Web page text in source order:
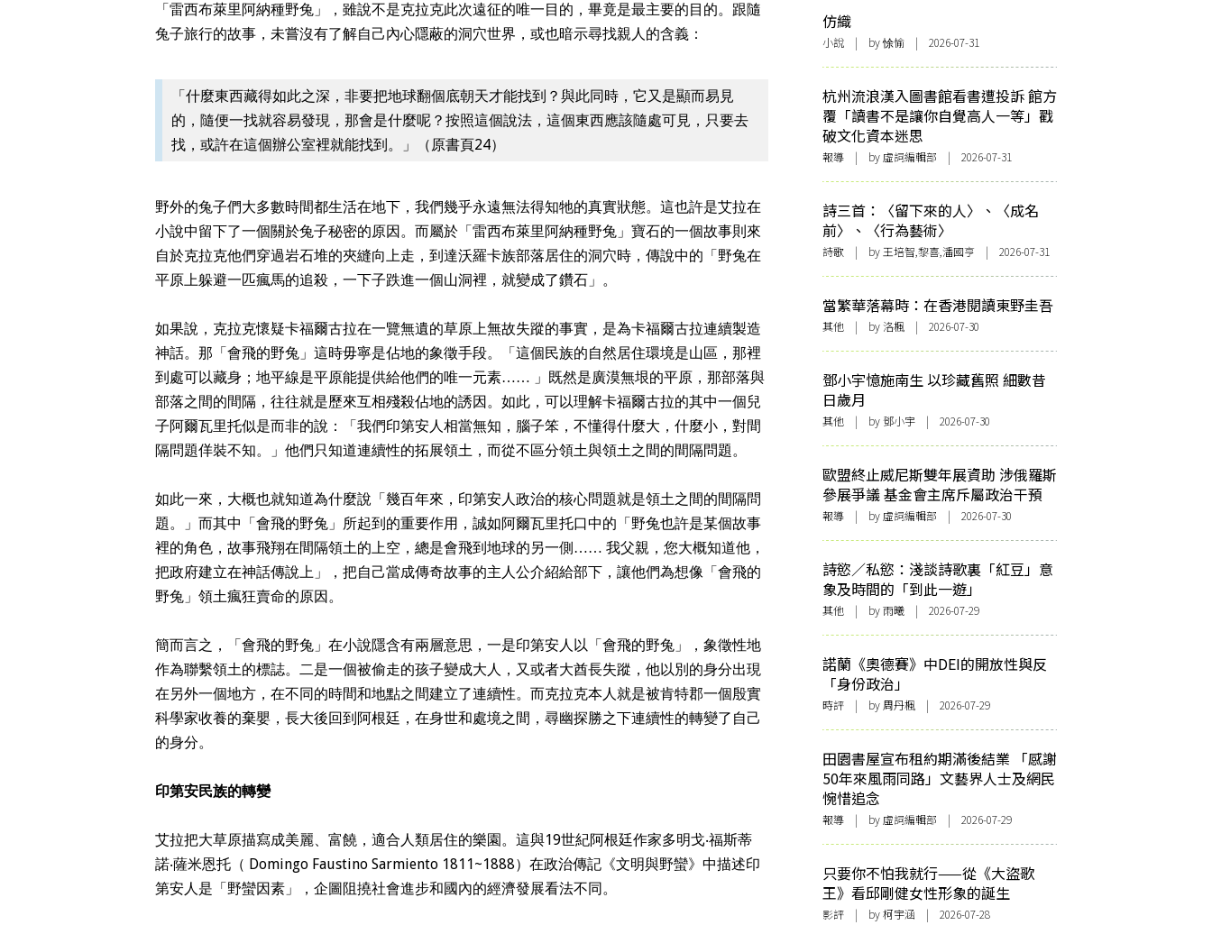
「雷西布萊里阿納種野兔」，雖說不是克拉克此次遠征的唯一目的，畢竟是最主要的目的。跟隨
兔子旅行的故事，未嘗沒有了解自己內心隱蔽的洞穴世界，或也暗示尋找親人的含義：
「什麼東西藏得如此之深，非要把地球翻個底朝天才能找到？與此同時，它又是顯而易見
的，隨便一找就容易發現，那會是什麼呢？按照這個說法，這個東西應該隨處可見，只要去
找，或許在這個辦公室裡就能找到。」（原書頁24）
野外的兔子們大多數時間都生活在地下，我們幾乎永遠無法得知牠的真實狀態。 這也許是艾拉在
小說中留下了一個關於兔子秘密的原因。而屬於「雷西布萊里阿納種野兔」寶石的一個故事則來
自於克拉克他們穿過岩石堆的夾縫向上走，到達沃羅卡族部落居住的洞穴時，傳說中的「野兔在
平原上躲避一匹瘋馬的追殺，一下子跌進一個山洞裡，就變成了鑽石」。
如果說，克拉克懷疑卡福爾古拉在一覽無遺的草原上無故失蹤的事實，是為卡福爾古拉連續製造
神話。那 「會飛的野兔」這時毋寧是佔地的象徵手段。
「這個民族的自然居住環境是山區，那裡
到處可以藏身；地平線是平原能提供給他們的唯一元素…… 」既然是廣漠無垠的平原，那部落與
部落之間的間隔，往往就是歷來互相殘殺佔地的誘因。如此，可以理解卡福爾古拉的其中一個兒
子阿爾瓦里托似是而非的說：「我們印第安人相當無知，腦子笨，不懂得什麼大，什麼小，對間
隔問題佯裝不知。」他們只知道連續性的拓展領土，而從不區分領土與領土之間的間隔問題。
如此一來，大概也就知道為什麼說「幾百年來，印第安人政治的核心問題就是領土之間的間隔問
題。」而其中「會飛的野兔」所起到的重要作用，誠如阿爾瓦里托口中的「野兔也許是某個故事
裡的角色，故事飛翔在間隔領土的上空，總是會飛到地球的另一側…… 我父親，您大概知道他，
把政府建立在神話傳說上」，把自己當成傳奇故事的主人公介紹給部下，讓他們為想像「會飛的
野兔」領土瘋狂賣命的原因。
簡而言之，「會飛的野兔」在小說隱含有兩層意思，一是印第安人以「會飛的野兔」，象徵性地
作為聯繫領土的標誌。二是一個被偷走的孩子變成大人，又或者大酋長失蹤，他以別的身分出現
在另外一個地方，在不同的時間和地點之間建立了連續性。而克拉克本人就是被肯特郡一個殷實
科學家收養的棄嬰，長大後回到阿根廷，在身世和處境之間，尋幽探勝之下連續性的轉變了自己
的身分。
印第安民族的轉變
艾拉把大草原描寫成美麗、富饒，適合人類居住的樂園。這與19世紀阿根廷作家多明戈‧福斯蒂
諾‧薩米恩托（ Domingo Faustino Sarmiento 1811~1888）在政治傳記《文明與野蠻》中描述印
第安人是「野蠻因素」，企圖阻撓社會進步和國內的經濟發展看法不同。
仿織
小說 | by 悇愉 | 2026-07-31
杭州流浪漢入圖書館看書遭投訴 館方
覆「讀書不是讓你自覺高人一等」戳
破文化資本迷思
報導 | by 虛詞編輯部 | 2026-07-31
詩三首：〈留下來的人〉、〈成名
前〉、〈行為藝術〉
詩歌 | by 王培智,黎喜,潘國亨 | 2026-07-31
當繁華落幕時：在香港閱讀東野圭吾
其他 | by洛楓 | 2026-07-30
鄧小宇憶施南生 以珍藏舊照 細數昔
日歲月
其他 | by 鄧小宇 | 2026-07-30
歐盟終止威尼斯雙年展資助 涉俄羅斯
參展爭議 基金會主席斥屬政治干預
報導 | by 虛詞編輯部 | 2026-07-30
詩慾／私慾：淺談詩歌裏「紅豆」意
象及時間的「到此一遊」
其他 | by 雨曦 | 2026-07-29
諾蘭《奧德賽》中DEI的開放性與反
「身份政治」
時評 | by 周丹楓 | 2026-07-29
田園書屋宣布租約期滿後結業 「感謝
50年來風雨同路」文藝界人士及網民
惋惜追念
報導 | by 虛詞編輯部 | 2026-07-29
只要你不怕我就行——從《大盜歌
王》看邱剛健女性形象的誕生
影評 | by 柯宇涵 | 2026-07-28